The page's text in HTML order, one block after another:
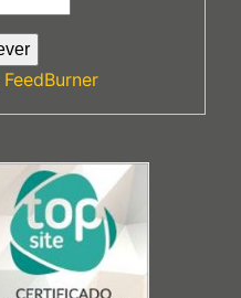
FeedBurner